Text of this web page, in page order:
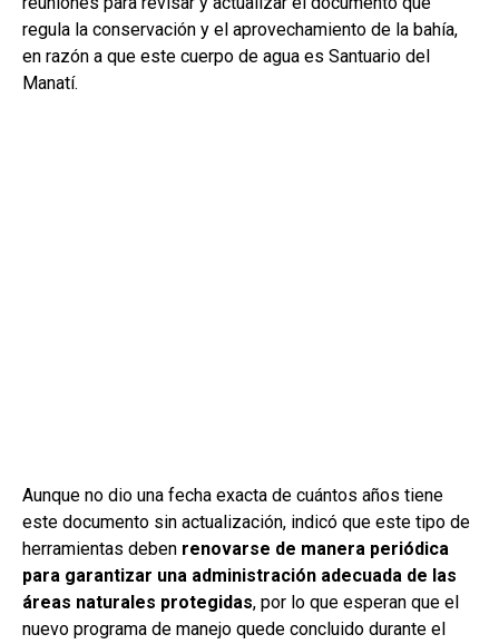
regula la conservación y el aprovechamiento de la bahía,
en razón a que este cuerpo de agua es Santuario del
Manatí.
Aunque no dio una fecha exacta de cuántos años tiene
este documento sin actualización, indicó que este tipo de
herramientas deben renovarse de manera periódica
para garantizar una administración adecuada de las
áreas naturales protegidas, por lo que esperan que el
nuevo programa de manejo quede concluido durante el